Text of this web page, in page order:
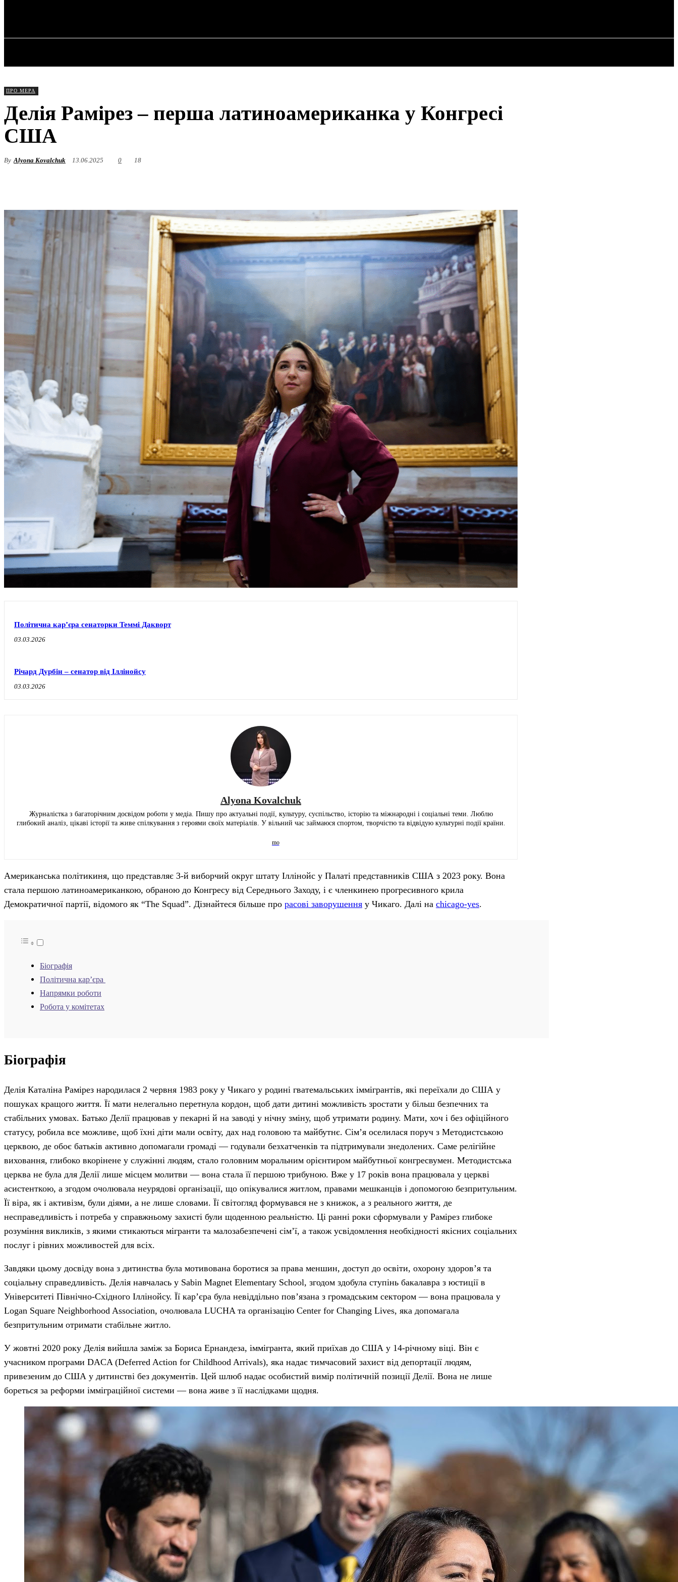
ПРО МЕРА
Делія Рамірез – перша латиноамериканка у Конгресі
США
By Alyona Kovalchuk 13.06.2025 0 18
Політична карʼєра сенаторки Теммі Дакворт
03.03.2026
Річард Дурбін – сенатор від Іллінойсу
03.03.2026
Alyona Kovalchuk
Журналістка з багаторічним досвідом роботи у медіа. Пишу про актуальні події, культуру, суспільство, історію та міжнародні і соціальні теми. Люблю
глибокий аналіз, цікаві історії та живе спілкування з героями своїх матеріалів. У вільний час займаюся спортом, творчістю та відвідую культурні події країни.
Американська політикиня, що представляє 3-й виборчий округ штату Іллінойс у Палаті представників США з 2023 року. Вона
стала першою латиноамериканкою, обраною до Конгресу від Середнього Заходу, і є членкинею прогресивного крила
Демократичної партії, відомого як “The Squad”. Дізнайтеся більше про расові заворушення у Чикаго. Далі на chicago-yes.
Біографія
Політична карʼєра
Напрямки роботи
Робота у комітетах
Біографія
Делія Каталіна Рамірез народилася 2 червня 1983 року у Чикаго у родині гватемальських іммігрантів, які переїхали до США у
пошуках кращого життя. Її мати нелегально перетнула кордон, щоб дати дитині можливість зростати у більш безпечних та
стабільних умовах. Батько Делії працював у пекарні й на заводі у нічну зміну, щоб утримати родину. Мати, хоч і без офіційного
статусу, робила все можливе, щоб їхні діти мали освіту, дах над головою та майбутнє. Сім’я оселилася поруч з Методистською
церквою, де обоє батьків активно допомагали громаді — годували безхатченків та підтримували знедолених. Саме релігійне
виховання, глибоко вкорінене у служінні людям, стало головним моральним орієнтиром майбутньої конгресвумен. Методистська
церква не була для Делії лише місцем молитви — вона стала її першою трибуною. Вже у 17 років вона працювала у церкві
асистенткою, а згодом очолювала неурядові організації, що опікувалися житлом, правами мешканців і допомогою безпритульним.
Її віра, як і активізм, були діями, а не лише словами. Її світогляд формувався не з книжок, а з реального життя, де
несправедливість і потреба у справжньому захисті були щоденною реальністю. Ці ранні роки сформували у Рамірез глибоке
розуміння викликів, з якими стикаються мігранти та малозабезпечені сім’ї, а також усвідомлення необхідності якісних соціальних
послуг і рівних можливостей для всіх.
Завдяки цьому досвіду вона з дитинства була мотивована боротися за права меншин, доступ до освіти, охорону здоров’я та
соціальну справедливість. Делія навчалась у Sabin Magnet Elementary School, згодом здобула ступінь бакалавра з юстиції в
Університеті Північно-Східного Іллінойсу. Її кар’єра була невіддільно пов’язана з громадським сектором — вона працювала у
Logan Square Neighborhood Association, очолювала LUCHA та організацію Center for Changing Lives, яка допомагала
безпритульним отримати стабільне житло.
У жовтні 2020 року Делія вийшла заміж за Бориса Ернандеза, іммігранта, який приїхав до США у 14-річному віці. Він є
учасником програми DACA (Deferred Action for Childhood Arrivals), яка надає тимчасовий захист від депортації людям,
привезеним до США у дитинстві без документів. Цей шлюб надає особистий вимір політичній позиції Делії. Вона не лише
бореться за реформи імміграційної системи — вона живе з її наслідками щодня.